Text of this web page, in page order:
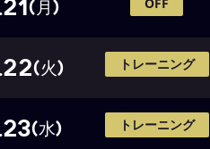
(月)
(火) トレーニング
(水) トレーニング